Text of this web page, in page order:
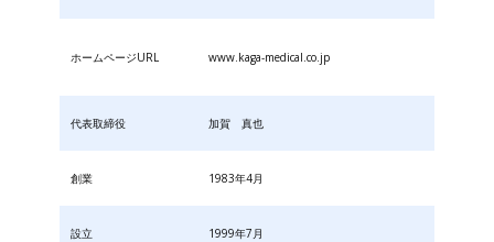
ホームページURL www.kaga-medical.co.jp
代表取締役 加賀 真也
創業 1983年4月
設立 1999年7月